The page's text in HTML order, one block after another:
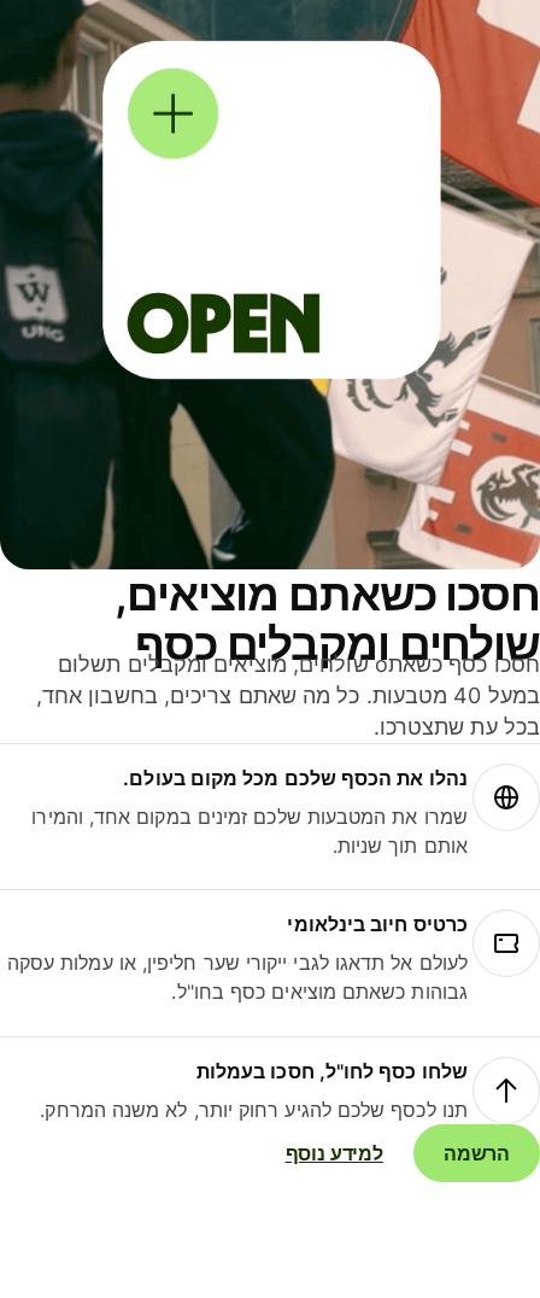
כשאתם מוציאים,
ומקבלים כסף
חסכו כסף כשאתo שולחים, מוציאים ומקבלים תשלום
במעל 40 מטבעות. כל מה שאתם צריכים, בחשבון אחד,
עת שתצטרכו.
נהלו את הכסף שלכם מכל מקום בעולם.
שמרו את המטבעות שלכם זמינים במקום אחד, והמירו
אותם תוך שניות.
כרטיס חיוב בינלאומי
לעולם אל תדאגו לגבי ייקורי שער חליפין, או עמלות עסקה
גבוהות כשאתם מוציאים כסף בחו"ל.
שלחו כסף לחו"ל, חסכו בעמלות
תנו לכסף שלכם להגיע רחוק יותר, לא משנה המרחק.
הרשמה
למידע נוסף